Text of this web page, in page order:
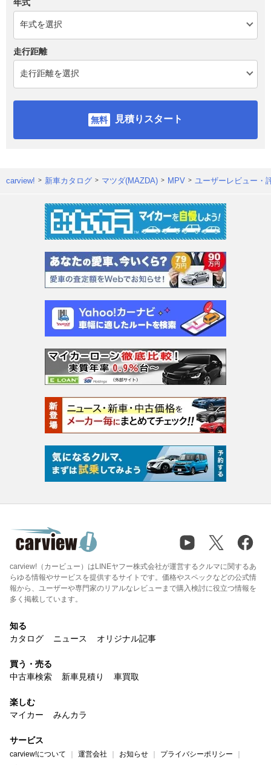
年式
走行距離
見積りスタート
carview! 新車カタログ マツダ(MAZDA) MPV ユーザーレビュー・
carview!（カービュー）はLINEヤフー株式会社が運営するクルマに関するあ
らゆる情報やサービスを提供するサイトです。価格やスペックなどの公式情
報から、ユーザーや専門家のリアルなレビューまで購入検討に役立つ情報を
多く掲載しています。
知る
カタログ
ニュース オリジナル記事
買う・売る
中古車検索
新車見積り 車買取
楽しむ
マイカー
みんカラ
サービス
carview!について 運営会社 お知らせ
プライバシーポリシー